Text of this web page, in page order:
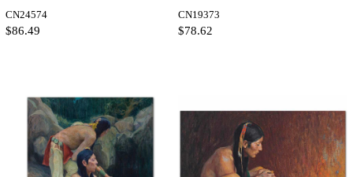
CN24574
$86.49
CN19373
$78.62